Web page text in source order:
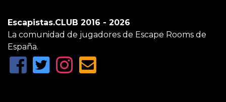
Escapistas.CLUB 2016 - 2026
La comunidad de jugadores de Escape Rooms de
España.